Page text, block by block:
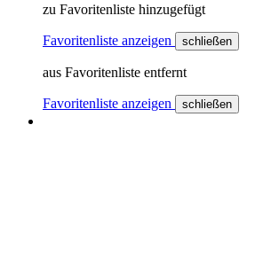
zu Favoritenliste hinzugefügt
Favoritenliste anzeigen schließen
aus Favoritenliste entfernt
Favoritenliste anzeigen schließen